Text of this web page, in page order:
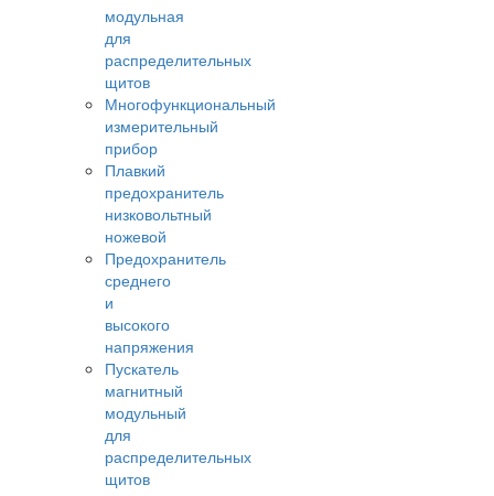
модульная
для
распределительных
щитов
Многофункциональный
измерительный
прибор
Плавкий
предохранитель
низковольтный
ножевой
Предохранитель
среднего
и
высокого
напряжения
Пускатель
магнитный
модульный
для
распределительных
щитов